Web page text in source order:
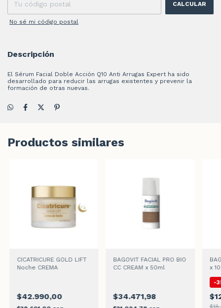
CALCULAR
No sé mi código postal
Descripción
El Sérum Facial Doble Acción Q10 Anti Arrugas Expert ha sido
desarrollado para reducir las arrugas existentes y prevenir la
formación de otras nuevas.
Productos similares
CICATRICURE GOLD LIFT
Noche CREMA
$42.990,00
BAGOVIT FACIAL PRO BIO
CC CREAM x 50ml
$34.471,98
x
-